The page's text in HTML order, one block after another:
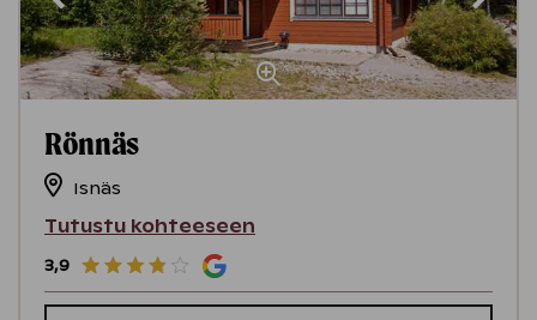
Rönnäs
Isnäs
Tutustu kohteeseen
3,9